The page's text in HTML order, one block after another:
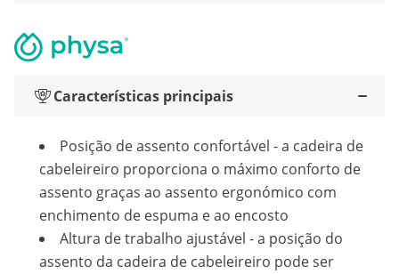
Características principais
Posição de assento confortável - a cadeira de
cabeleireiro proporciona o máximo conforto de
assento graças ao assento ergonómico com
enchimento de espuma e ao encosto
Altura de trabalho ajustável - a posição do
assento da cadeira de cabeleireiro pode ser